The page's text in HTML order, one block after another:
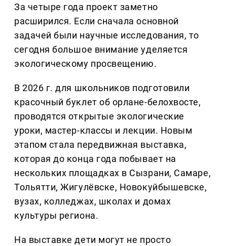
За четыре года проект заметно
расширился. Если сначала основной
задачей были научные исследования, то
сегодня большое внимание уделяется
экологическому просвещению.
В 2026 г. для школьников подготовили
красочный буклет об орлане-белохвосте,
проводятся открытые экологические
уроки, мастер-классы и лекции. Новым
этапом стала передвижная выставка,
которая до конца года побывает на
нескольких площадках в Сызрани, Самаре,
Тольятти, Жигулёвске, Новокуйбышевске,
вузах, колледжах, школах и домах
культуры региона.
На выставке дети могут не просто